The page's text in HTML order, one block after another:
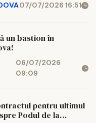
07/07/2026 16:51
un bastion în
06/07/2026
09:09
pentru ultimul
Podul de la